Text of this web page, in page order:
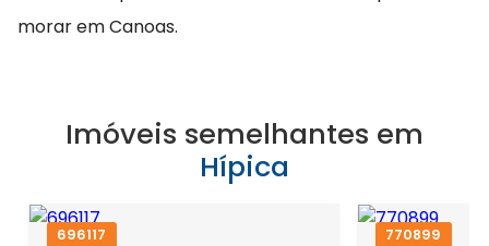
morar em Canoas.
Imóveis semelhantes em
Hípica
696117 770899